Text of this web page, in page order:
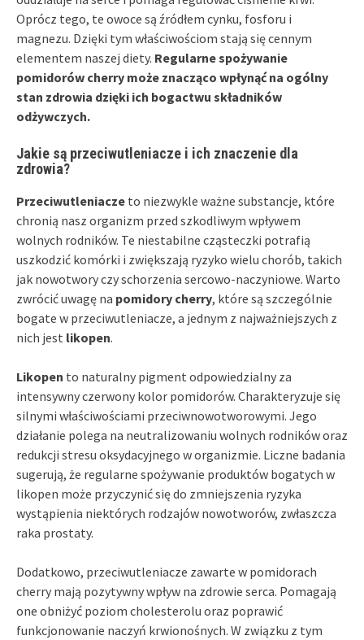
Oprócz tego, te owoce są źródłem cynku, fosforu i
magnezu. Dzięki tym właściwościom stają się cennym
elementem naszej diety. Regularne spożywanie
pomidorów cherry może znacząco wpłynąć na ogólny
stan zdrowia dzięki ich bogactwu składników
odżywczych.
Jakie są przeciwutleniacze i ich znaczenie dla
zdrowia?
Przeciwutleniacze to niezwykle ważne substancje, które
chronią nasz organizm przed szkodliwym wpływem
wolnych rodników. Te niestabilne cząsteczki potrafią
uszkodzić komórki i zwiększają ryzyko wielu chorób, takich
jak nowotwory czy schorzenia sercowo-naczyniowe. Warto
zwrócić uwagę na pomidory cherry, które są szczególnie
bogate w przeciwutleniacze, a jednym z najważniejszych z
nich jest likopen.
Likopen to naturalny pigment odpowiedzialny za
intensywny czerwony kolor pomidorów. Charakteryzuje się
silnymi właściwościami przeciwnowotworowymi. Jego
działanie polega na neutralizowaniu wolnych rodników oraz
redukcji stresu oksydacyjnego w organizmie. Liczne badania
sugerują, że regularne spożywanie produktów bogatych w
likopen może przyczynić się do zmniejszenia ryzyka
wystąpienia niektórych rodzajów nowotworów, zwłaszcza
raka prostaty.
Dodatkowo, przeciwutleniacze zawarte w pomidorach
cherry mają pozytywny wpływ na zdrowie serca. Pomagają
one obniżyć poziom cholesterolu oraz poprawić
funkcjonowanie naczyń krwionośnych. W związku z tym